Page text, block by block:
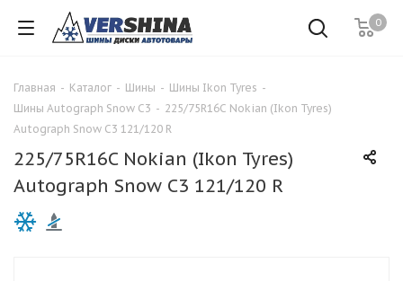
0
Главная - Каталог - Шины - Шины Ikon Tyres -
Шины Autograph Snow C3 - 225/75R16C Nokian (Ikon Tyres)
Autograph Snow C3 121/120 R
225/75R16C Nokian (Ikon Tyres)
Autograph Snow C3 121/120 R